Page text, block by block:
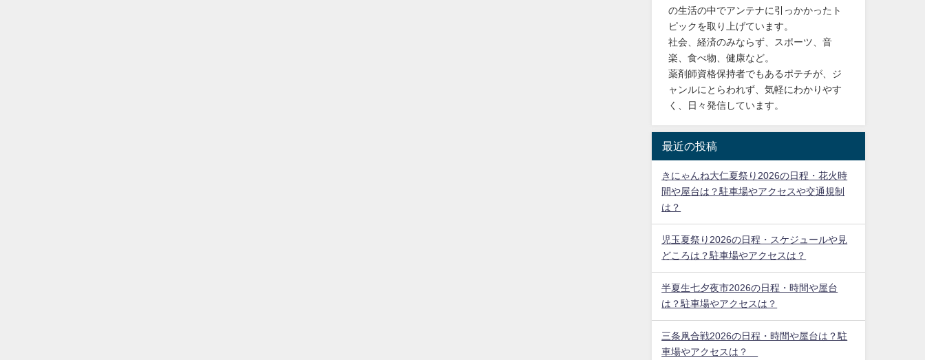
の生活の中でアンテナに引っかかったト
ピックを取り上げています。
社会、経済のみならず、スポーツ、音
楽、食べ物、健康など。
薬剤師資格保持者でもあるポテチが、ジ
ャンルにとらわれず、気軽にわかりやす
く、日々発信しています。
最近の投稿
きにゃんね大仁夏祭り2026の日程・花火時
間や屋台は？駐車場やアクセスや交通規制
は？
児玉夏祭り2026の日程・スケジュールや見
どころは？駐車場やアクセスは？
半夏生七夕夜市2026の日程・時間や屋台
は？駐車場やアクセスは？
三条凧合戦2026の日程・時間や屋台は？駐
車場やアクセスは？